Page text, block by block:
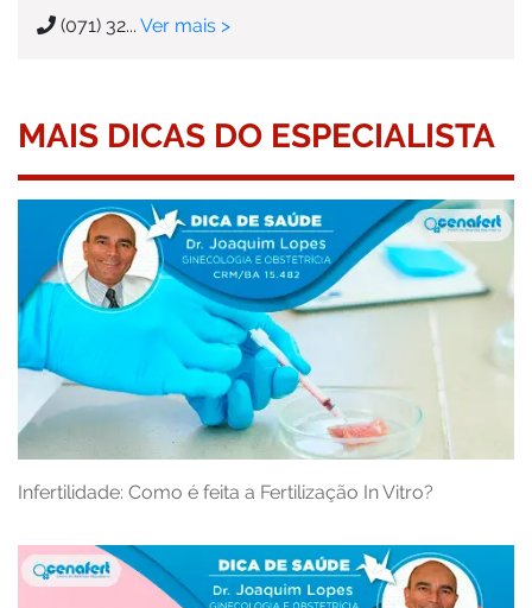
(071) 32... Ver mais >
MAIS DICAS DO ESPECIALISTA
Infertilidade: Como é feita a Fertilização In Vitro?